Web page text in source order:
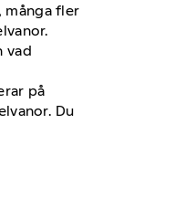
många fler
vad
på
Du